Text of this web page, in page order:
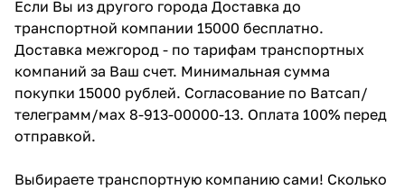
Если Вы из другого города Доставка до
транспортной компании 15000 бесплатно.
Доставка межгород - по тарифам транспортных
компаний за Ваш счет. Минимальная сумма
покупки 15000 рублей. Согласование по Ватсап/
телеграмм/мах 8-913-00000-13. Оплата 100% перед
отправкой.
Выбираете транспортную компанию сами! Сколько